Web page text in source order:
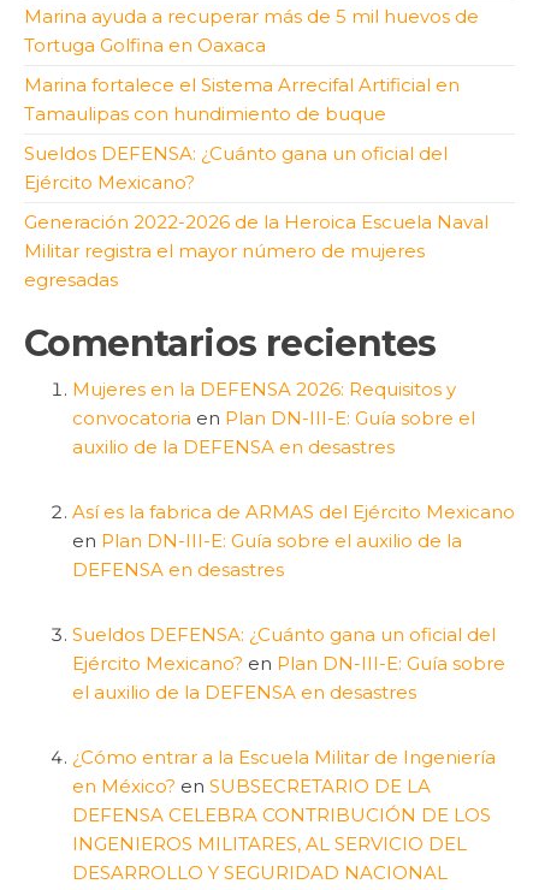
Marina ayuda a recuperar más de 5 mil huevos de
Tortuga Golfina en Oaxaca
Marina fortalece el Sistema Arrecifal Artificial en
Tamaulipas con hundimiento de buque
Sueldos DEFENSA: ¿Cuánto gana un oficial del
Ejército Mexicano?
Generación 2022-2026 de la Heroica Escuela Naval
Militar registra el mayor número de mujeres
egresadas
Comentarios recientes
Mujeres en la DEFENSA 2026: Requisitos y
convocatoria en Plan DN-III-E: Guía sobre el
auxilio de la DEFENSA en desastres
Así es la fabrica de ARMAS del Ejército Mexicano
en Plan DN-III-E: Guía sobre el auxilio de la
DEFENSA en desastres
Sueldos DEFENSA: ¿Cuánto gana un oficial del
Ejército Mexicano? en Plan DN-III-E: Guía sobre
el auxilio de la DEFENSA en desastres
¿Cómo entrar a la Escuela Militar de Ingeniería
en México? en SUBSECRETARIO DE LA
DEFENSA CELEBRA CONTRIBUCIÓN DE LOS
INGENIEROS MILITARES, AL SERVICIO DEL
DESARROLLO Y SEGURIDAD NACIONAL